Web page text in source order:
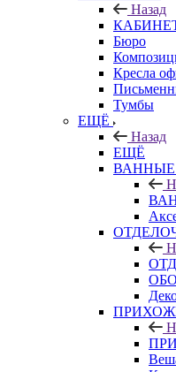
Назад
Бюро
Кресла
Тумбы
ЕЩЁ
Назад
ЕЩЁ
ВАННЫЕ